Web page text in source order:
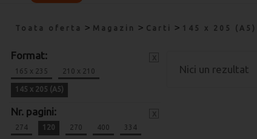
Toata oferta > Magazin > Carti > 145 x 205 (A5)
Format:
165 x 235 210 x 210
145 x 205 (A5)
Nr. pagini:
274 120 270 400 334
Nici un rezultat